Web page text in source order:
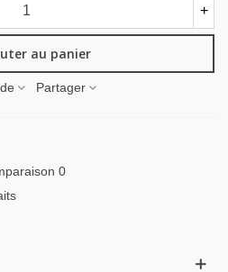
+
au panier
Partager
0